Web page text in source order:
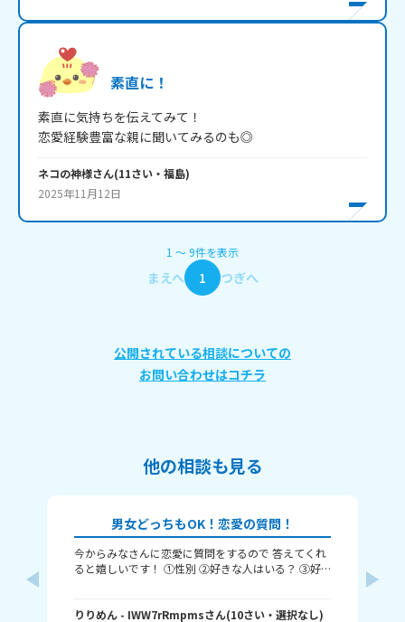
素直に！
素直に気持ちを伝えてみて！
恋愛経験豊富な親に聞いてみるのも◎
ネコの神様さん(11さい・ 福島)
2025年11月12日
1 〜9件を表示
まえへ 1 つぎへ
公開されている相談についての
お問い合わせはコチラ
他の相談も見る
男女どっちもOK！恋愛の質問！
今からみなさんに恋愛に質問をするので 答えてくれ
ると嬉しいです！ ①性別 ②好きな人はいる？ ③好
す！ 最後まで見てくれてありがとう！ ではバイバ
りりめん - IWW7rRmpmsさん(10さい・ 選択なし)